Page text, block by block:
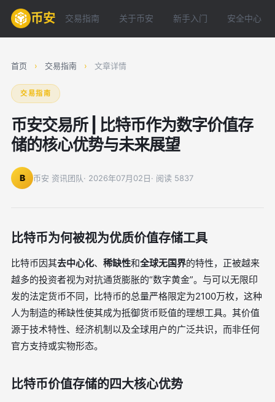
币安 交易指南 关于币安 新手入门 安全中心
首页 › 交易指南 › 文章详情
交易指南
币安交易所 | 比特币作为数字价值存
储的核心优势与未来展望
B 币安 资讯团队· 2026年07月02日· 阅读 5837
比特币为何被视为优质价值存储工具
比特币因其去中心化、 稀缺性和全球无国界的特性，正被越来
越多的投资者视为对抗通货膨胀的“数字黄金”。与可以无限印
发的法定货币不同，比特币的总量严格限定为2100万枚，这种
人为制造的稀缺性使其成为抵御货币贬值的理想工具。其价值
源于技术特性、经济机制以及全球用户的广泛共识，而非任何
官方支持或实物形态。
比特币价值存储的四大核心优势